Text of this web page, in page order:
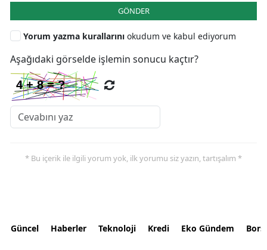
GÖNDER
Yorum yazma kurallarını okudum ve kabul ediyorum
Aşağıdaki görselde işlemin sonucu kaçtır?
* Bu içerik ile ilgili yorum yok, ilk yorumu siz yazın, tartışalım *
Güncel Haberler Teknoloji Kredi Eko Gündem